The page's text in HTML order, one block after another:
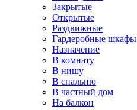
Закрытые
Открытые
Раздвижные
Гардеробные шкафы
Назначение
В комнату
В нишу
В спальню
В частный дом
На балкон